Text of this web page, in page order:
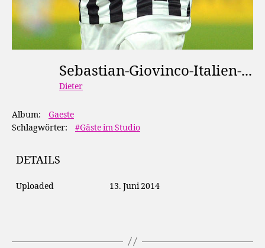
Sebastian-Giovinco-Italien-600x900-1944874
Dieter
Album:
Gaeste
Schlagwörter:
#Gäste im Studio
DETAILS
Uploaded 13. Juni 2014